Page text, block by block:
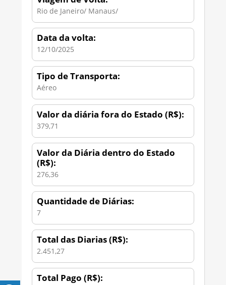
Rio de Janeiro/ Manaus/
Data da volta:
12/10/2025
Tipo de Transporta:
Aéreo
Valor da diária fora do Estado (R$):
379,71
Valor da Diária dentro do Estado
(R$):
276,36
Quantidade de Diárias:
7
Total das Diarias (R$):
2.451,27
Total Pago (R$):